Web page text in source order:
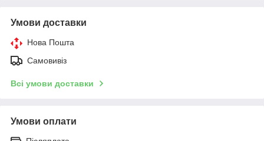
Умови доставки
Нова Пошта
Самовивіз
Всі умови доставки
Умови оплати